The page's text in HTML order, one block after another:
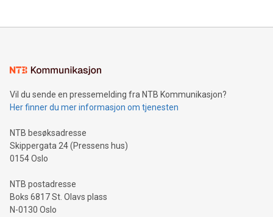
Vil du sende en pressemelding fra NTB Kommunikasjon?
Her finner du mer informasjon om tjenesten
NTB besøksadresse
Skippergata 24 (Pressens hus)
0154 Oslo
NTB postadresse
Boks 6817 St. Olavs plass
N-0130 Oslo